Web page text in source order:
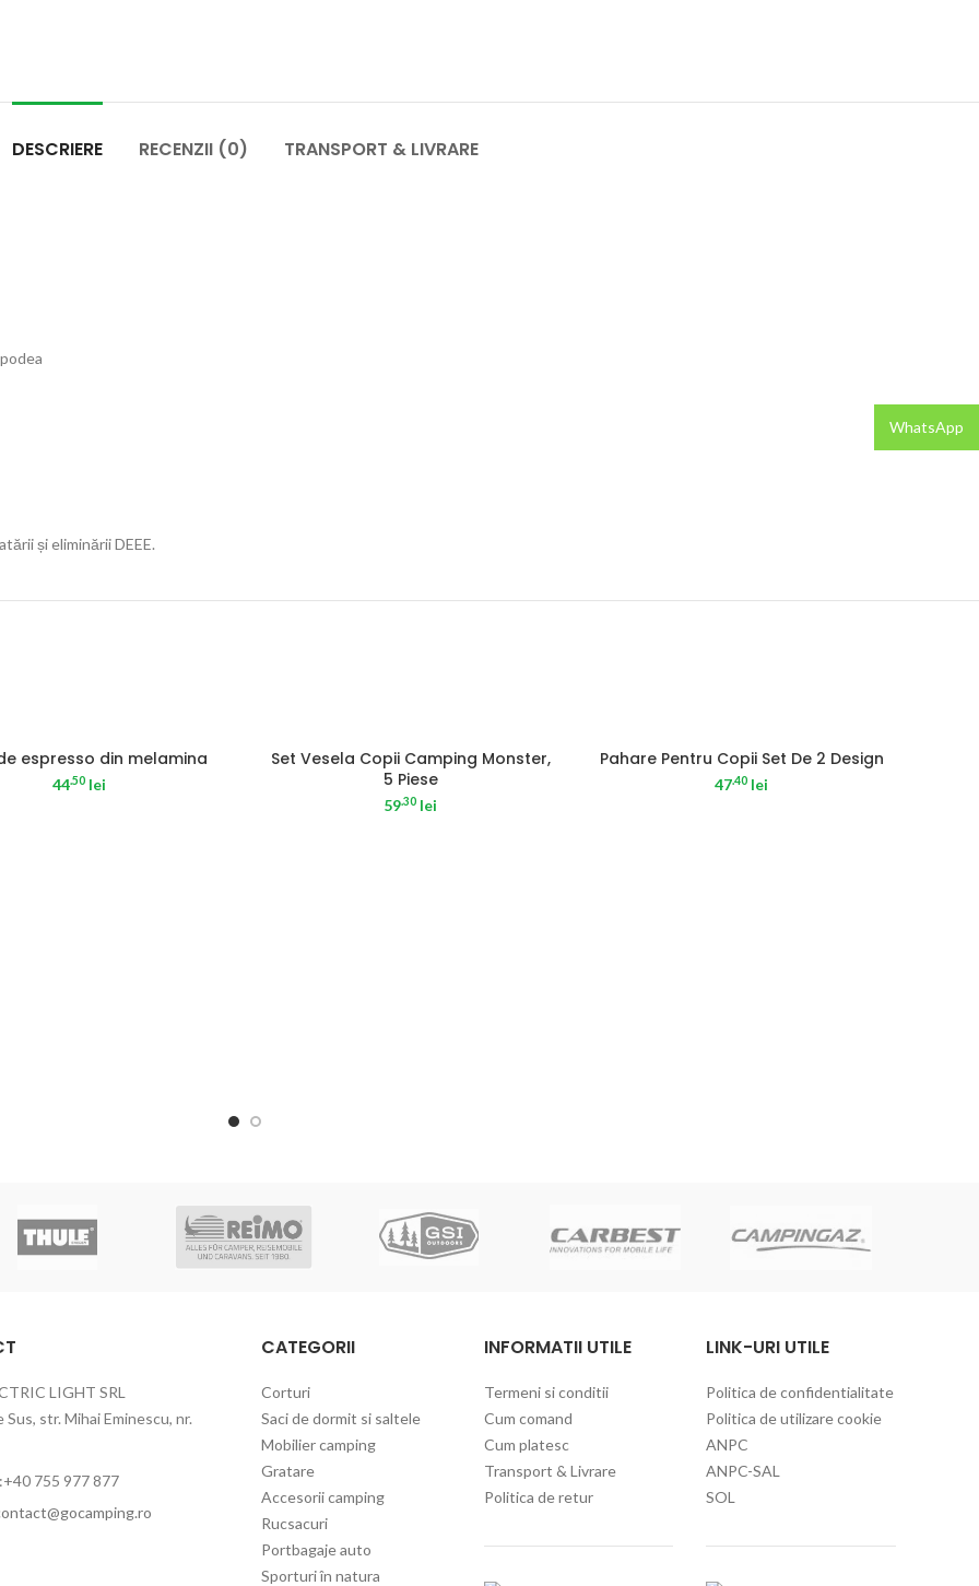
DESCRIERE RECENZII (0) TRANSPORT & LIVRARE
și eliminării DEEE.
espresso din melamina
44.50 lei
Set Vesela Copii Camping Monster,
5 Piese
59.30 lei
Pahare Pentru Copii Set De 2 Design
47.40 lei
LIGHT SRL
Sus, str. Mihai Eminescu, nr.
755 977 877
CATEGORII
Corturi
Saci de dormit si saltele
Mobilier camping
Gratare
Accesorii camping
Rucsacuri
Portbagaje auto
Sporturi în natura
INFORMATII UTILE
Termeni si conditii
Cum comand
Cum platesc
Transport & Livrare
Politica de retur
LINK-URI UTILE
Politica de confidentialitate
Politica de utilizare cookie
ANPC
ANPC-SAL
SOL
WhatsApp